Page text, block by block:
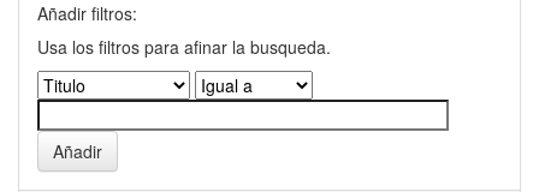
Añadir filtros:
Usa los filtros para afinar la busqueda.